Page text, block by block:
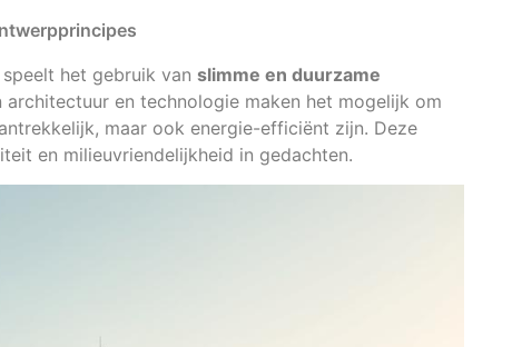
speelt het gebruik van slimme en duurzame
architectuur en technologie maken het mogelijk om
maar ook energie-efficiënt zijn. Deze
en milieuvriendelijkheid in gedachten.